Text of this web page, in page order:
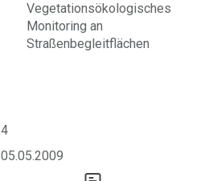
Vegetationsökologisches
Monitoring an
Straßenbegleitflächen
4
05.05.2009